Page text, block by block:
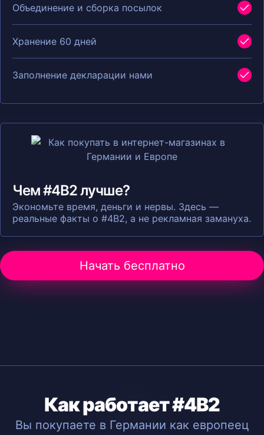
Объединение и сборка посылок
Хранение 60 дней
Заполнение декларации нами
Чем #4B2 лучше?
Экономьте время, деньги и нервы. Здесь —
реальные факты о #4B2, а не рекламная замануха.
Начать бесплатно
Как работает #4B2
Вы покупаете в Германии как европеец